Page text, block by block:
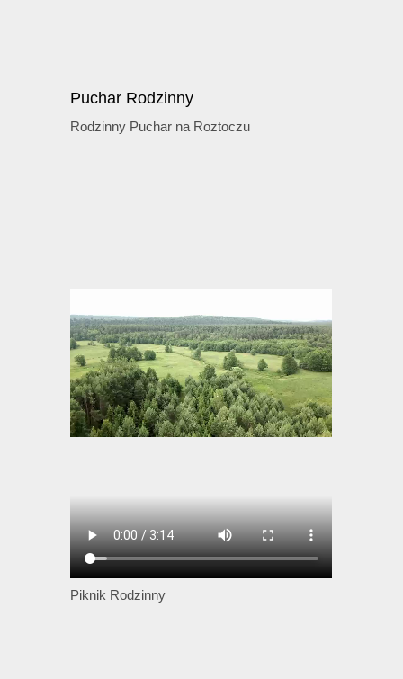
Puchar Rodzinny
Rodzinny Puchar na Roztoczu
Piknik Rodzinny